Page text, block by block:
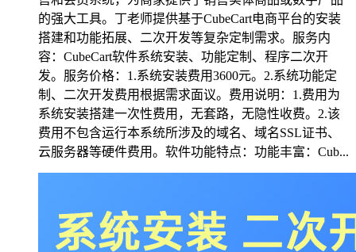
的强大工具。丁老师提供基于CubeCart电商平台的安装
搭建和功能拓展、二次开发等复杂定制需求。服务内
容：CubeCart软件系统安装、功能定制、程序二次开
发。服务价格：1.系统安装费用3600元。2.系统功能定
制、二次开发费用根据需求面议。费用说明：1.费用为
系统安装搭建一次性费用，无套路，无隐性收费。2.该
费用不包含运行本系统所涉及的域名、域名SSL证书、
云服务器等硬件费用。软件功能特点：功能丰富：Cub...